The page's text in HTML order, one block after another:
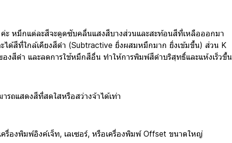
ะ หมึกแต่ละสีจะดูดซับคลื่นแสงสีบางส่วนและสะท้อนสีที่เหลือออกมา
ได้สีที่ใกล้เคียงสีดำ (Subtractive ยิ่งผสมหมึกมาก ยิ่งเข้มขึ้น) ส่วน K
องสีดำ และลดการใช้หมึกสีอื่น ทำให้การพิมพ์สีดำบริสุทธิ์และแห้งเร็วขึ้น
รถแสดงสีที่สดใสหรือสว่างจ้าได้เท่า
รื่องพิมพ์อิงค์เจ็ท, เลเซอร์, หรือเครื่องพิมพ์ Offset ขนาดใหญ่